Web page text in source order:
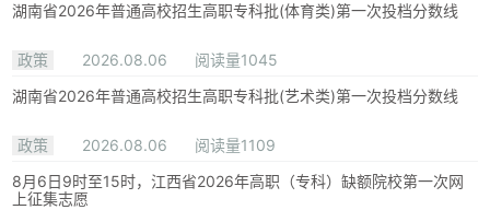
湖南省2026年普通高校招生高职专科批(体育类)第一次投档分数线
政策 2026.08.06
阅读量1045
湖南省2026年普通高校招生高职专科批(艺术类)第一次投档分数线
政策 2026.08.06
阅读量1109
8月6日9时至15时，江西省2026年高职（专科）缺额院校第一次网
上征集志愿